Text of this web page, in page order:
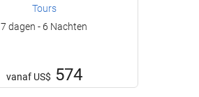
Tours
7 dagen - 6 Nachten
vanaf US$ 574